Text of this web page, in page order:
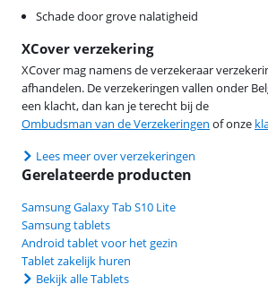
Schade door grove nalatigheid
XCover verzekering
XCover mag namens de verzekeraar
afhandelen. De verzekeringen vallen onder
een klacht, dan kan je terecht bij de
Ombudsman van de Verzekeringen of onze
Lees meer over verzekeringen
Gerelateerde producten
Samsung Galaxy Tab S10 Lite
Samsung tablets
Android tablet voor het gezin
Tablet zakelijk huren
Bekijk alle Tablets